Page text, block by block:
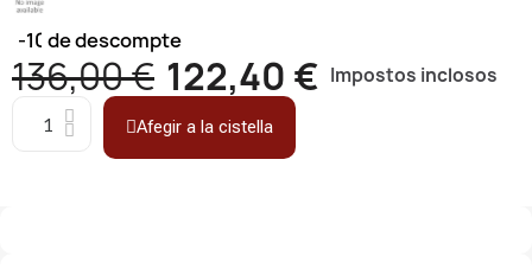
-10%de descompte
136,00 € 122,40 € Impostos inclosos
Afegir a la cistella